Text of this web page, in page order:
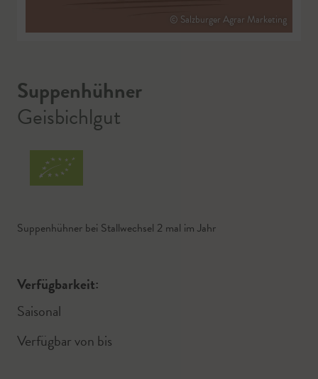
© Salzburger Agrar Marketing
Suppenhühner
Geisbichlgut
Suppenhühner bei Stallwechsel 2 mal im Jahr
Verfügbarkeit:
Saisonal
Verfügbar von bis